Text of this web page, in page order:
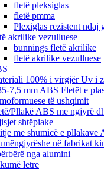
fletë pleksiglas
fletë pmma
Plexiglas rezistent ndaj
akrilike vezulluese
bunnings fletë akrilike
fletë akrilike vezulluese
100% i virgjër Uv i
7,5 mm ABS Fletët e
të ushqimit
Pllakë ABS me ngjyrë
shtëpiake
me shumicë e pllakave
në fabrikat
nga alumini
letre